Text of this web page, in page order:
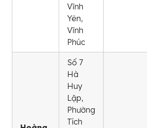
Vĩnh
Yên,
Vĩnh
Phúc
Số 7
Hà
Huy
Lập,
Phường
Tích